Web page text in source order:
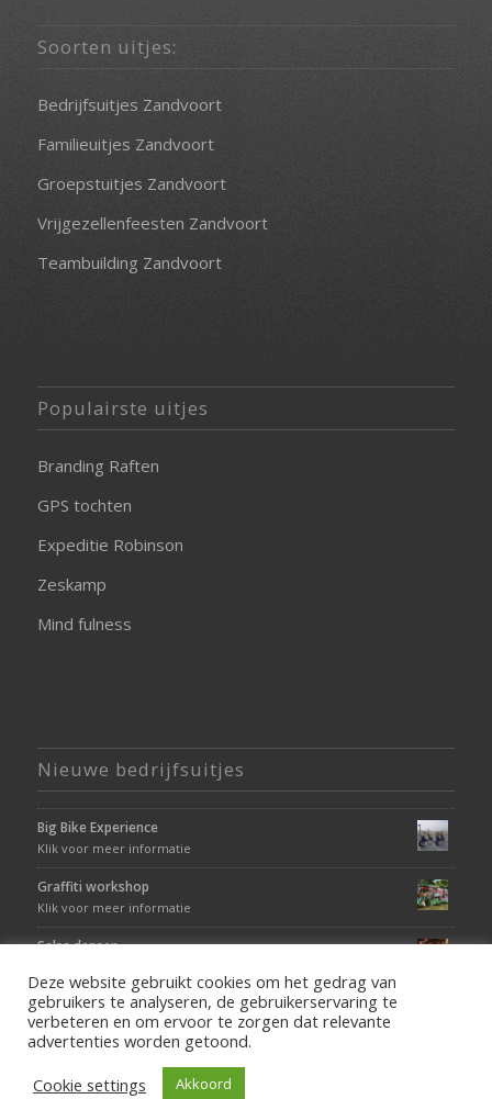
Soorten uitjes:
Bedrijfsuitjes Zandvoort
Familieuitjes Zandvoort
Groepstuitjes Zandvoort
Vrijgezellenfeesten Zandvoort
Teambuilding Zandvoort
Populairste uitjes
Branding Raften
GPS tochten
Expeditie Robinson
Zeskamp
Mind fulness
Nieuwe bedrijfsuitjes
Big Bike Experience
Klik voor meer informatie
Graffiti workshop
Klik voor meer informatie
Salsa dansen
Deze website gebruikt cookies om het gedrag van
gebruikers te analyseren, de gebruikerservaring te
verbeteren en om ervoor te zorgen dat relevante
advertenties worden getoond.
Cookie settings
Akkoord